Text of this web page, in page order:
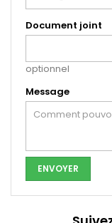
Document joint
optionnel
Message